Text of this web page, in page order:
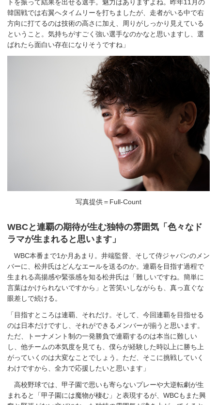
トを振って結果を出せる選手。魅力はありますよね。昨年11月の
韓国戦では右翼へタイムリーを打ちましたが、走者がいる中で右
方向に打てるのは技術の高さに加え、周りがしっかり見えている
ということ。気持ちがすごく強い選手なのかなと思いますし、選
ばれたら面白い存在になりそうですね」
写真提供＝Full-Count
WBCと連覇の期待が生む独特の雰囲気「色々なド
ラマが生まれると思います」
WBC本番まで1か月あまり。井端監督、そして侍ジャパンのメン
バーに、松井氏はどんなエールを送るのか。連覇を目指す過程で
生まれる高揚感や緊張感を知る松井氏は「難しいですね。簡単に
言葉はかけられないですから」と苦笑いしながらも、真っ直ぐな
眼差しで続ける。
「目指すところは連覇、それだけ。そして、今回連覇を目指せる
のは日本だけですし、それができるメンバーが揃うと思います。
ただ、トーナメント制の一発勝負で連覇するのは本当に難しい
し、他チームの本気度を見ても、僕らが経験した時以上に勝ち上
がっていくのは大変なことでしょう。ただ、そこに挑戦していく
わけですから、全力で応援したいと思います」
高校野球では、甲子園で思いも寄らないプレーや大逆転劇が生
まれると「甲子園には魔物が棲む」と表現するが、WBCもまた興